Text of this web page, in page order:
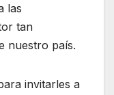
las
tan
nuestro país.
invitarles a